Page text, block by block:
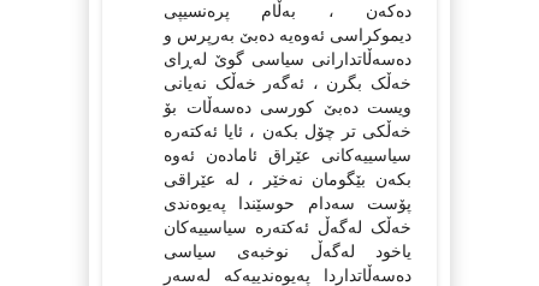
دەکەن ، بەڵام پرەنسیپی
دیموکراسی ئەوەیە دەبێ بەرپرس و
دەسەڵاتدارانی سیاسی گوێ لەڕای
خەڵک بگرن ، ئەگەر خەڵک نەیانی
ویست دەبێ کورسی دەسەڵات بۆ
خەڵکی تر چۆل بکەن ، ئایا ئەکتەرە
سیاسییەکانی عێراق ئامادەن ئەوە
بکەن بێگومان نەخێر ، لە عێراقی
پۆست سەدام حوسێندا پەیوەندی
خەڵک لەگەڵ ئەکتەرە سیاسییەکان
یاخود لەگەڵ نوخبەی سیاسی
دەسەڵاتداردا پەیوەندییەکە لەسەر